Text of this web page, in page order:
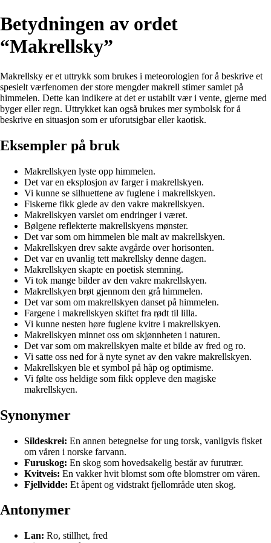
Betydningen av ordet
“Makrellsky”
Makrellsky er et uttrykk som brukes i meteorologien for å beskrive et
spesielt værfenomen der store mengder makrell stimer samlet på
himmelen. Dette kan indikere at det er ustabilt vær i vente, gjerne med
byger eller regn. Uttrykket kan også brukes mer symbolsk for å
beskrive en situasjon som er uforutsigbar eller kaotisk.
Eksempler på bruk
Makrellskyen lyste opp himmelen.
Det var en eksplosjon av farger i makrellskyen.
Vi kunne se silhuettene av fuglene i makrellskyen.
Fiskerne fikk glede av den vakre makrellskyen.
Makrellskyen varslet om endringer i været.
Bølgene reflekterte makrellskyens mønster.
Det var som om himmelen ble malt av makrellskyen.
Makrellskyen drev sakte avgårde over horisonten.
Det var en uvanlig tett makrellsky denne dagen.
Makrellskyen skapte en poetisk stemning.
Vi tok mange bilder av den vakre makrellskyen.
Makrellskyen brøt gjennom den grå himmelen.
Det var som om makrellskyen danset på himmelen.
Fargene i makrellskyen skiftet fra rødt til lilla.
Vi kunne nesten høre fuglene kvitre i makrellskyen.
Makrellskyen minnet oss om skjønnheten i naturen.
Det var som om makrellskyen malte et bilde av fred og ro.
Vi satte oss ned for å nyte synet av den vakre makrellskyen.
Makrellskyen ble et symbol på håp og optimisme.
Vi følte oss heldige som fikk oppleve den magiske
makrellskyen.
Synonymer
Sildeskrei: En annen betegnelse for ung torsk, vanligvis fisket
om våren i norske farvann.
Furuskog: En skog som hovedsakelig består av furutrær.
Kvitveis: En vakker hvit blomst som ofte blomstrer om våren.
Fjellvidde: Et åpent og vidstrakt fjellområde uten skog.
Antonymer
Lan: Ro, stillhet, fred